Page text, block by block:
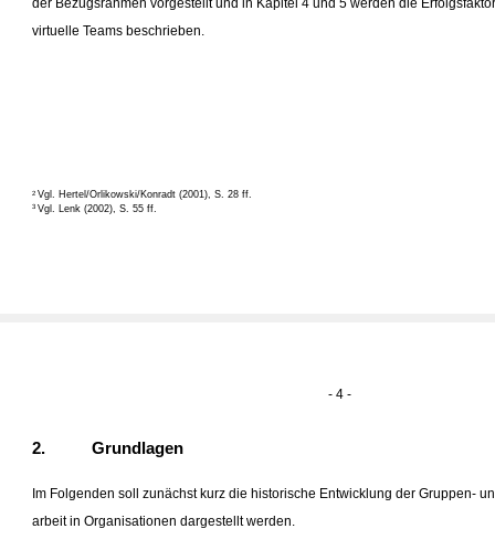
der Bezugsrahmen vorgestellt und in Kapitel 4 und 5 werden die
virtuelle Teams beschrieben.
2 Vgl. Hertel/Orlikowski/Konradt (2001), S. 28 ff.
3 Vgl. Lenk (2002), S. 55 ff.
- 4 -
2. Grundlagen
Im Folgenden soll zunächst kurz die historische Entwicklung der Gruppen-
arbeit in Organisationen dargestellt werden.